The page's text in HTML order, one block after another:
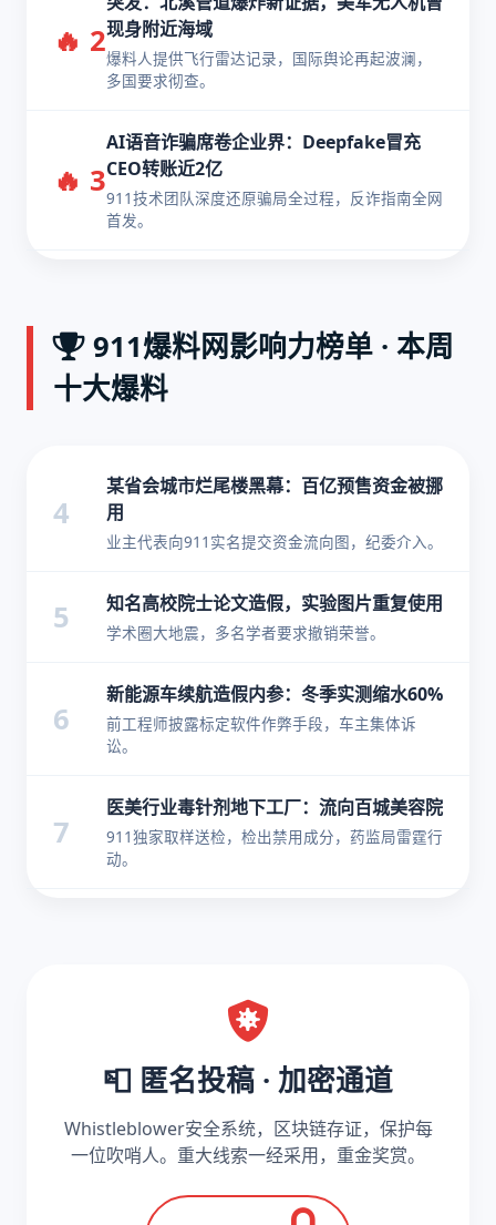
🔥 2现身附近海域
爆料人提供飞行雷达记录，国际舆论再起波澜，
多国要求彻查。
🔥 3
AI语音诈骗席卷企业界：Deepfake冒充
CEO转账近2亿
911技术团队深度还原骗局全过程，反诈指南全网
首发。
911爆料网影响力榜单 · 本周
十大爆料
4
某省会城市烂尾楼黑幕：百亿预售资金被挪
用
业主代表向911实名提交资金流向图，纪委介入。
5 知名高校院士论文造假，实验图片重复使用
学术圈大地震，多名学者要求撤销荣誉。
6
新能源车续航造假内参：冬季实测缩水60%
前工程师披露标定软件作弊手段，车主集体诉
讼。
7
医美行业毒针剂地下工厂：流向百城美容院
911独家取样送检，检出禁用成分，药监局雷霆行
动。
📮 匿名投稿 · 加密通道
Whistleblower安全系统，区块链存证，保护每
一位吹哨人。重大线索一经采用，重金奖赏。